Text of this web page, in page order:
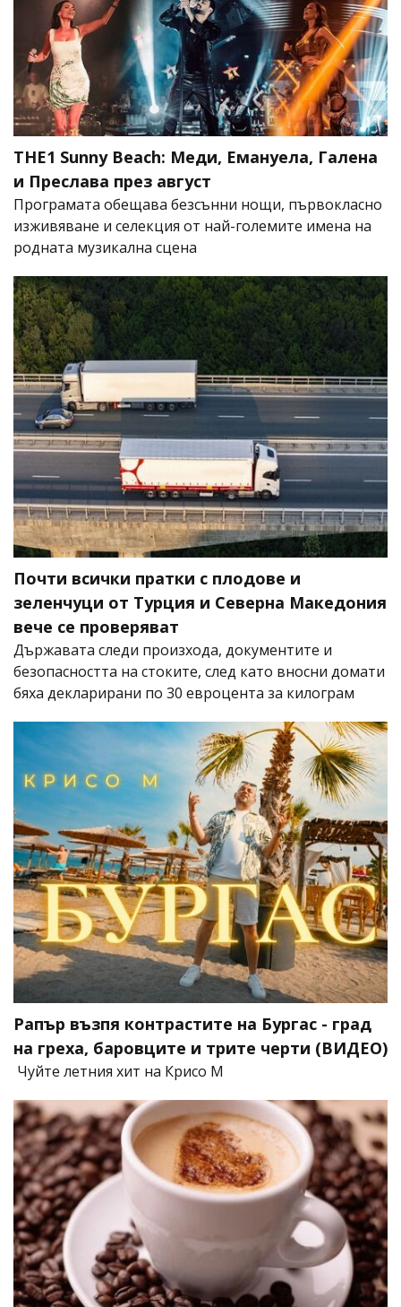
THE1 Sunny Beach: Меди, Емануела, Галена
и Преслава през август
Програмата обещава безсънни нощи, първокласно
изживяване и селекция от най-големите имена на
родната музикална сцена
Почти всички пратки с плодове и
зеленчуци от Турция и Северна Македония
вече се проверяват
Държавата следи произхода, документите и
безопасността на стоките, след като вносни домати
бяха декларирани по 30 евроцента за килограм
Рапър възпя контрастите на Бургас - град
на греха, баровците и трите черти (ВИДЕО)
Чуйте летния хит на Крисо М